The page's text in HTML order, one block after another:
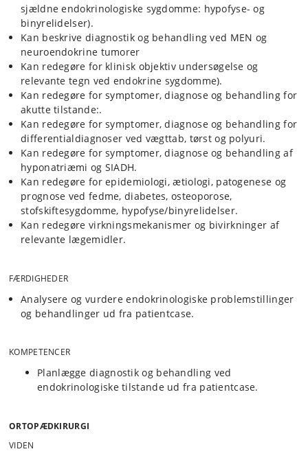
sjældne endokrinologiske sygdomme: hypofyse- og
binyrelidelser).
Kan beskrive diagnostik og behandling ved MEN og
neuroendokrine tumorer
Kan redegøre for klinisk objektiv undersøgelse og
relevante tegn ved endokrine sygdomme).
Kan redegøre for symptomer, diagnose og behandling for
akutte tilstande:.
Kan redegøre for symptomer, diagnose og behandling for
differentialdiagnoser ved vægttab, tørst og polyuri.
Kan redegøre for symptomer, diagnose og behandling af
hyponatriæmi og SIADH.
Kan redegøre for epidemiologi, ætiologi, patogenese og
prognose ved fedme, diabetes, osteoporose,
stofskiftesygdomme, hypofyse/binyrelidelser.
Kan redegøre virkningsmekanismer og bivirkninger af
relevante lægemidler.
FÆRDIGHEDER
Analysere og vurdere endokrinologiske problemstillinger
og behandlinger ud fra patientcase.
KOMPETENCER
Planlægge diagnostik og behandling ved
endokrinologiske tilstande ud fra patientcase.
ORTOPÆDKIRURGI
VIDEN